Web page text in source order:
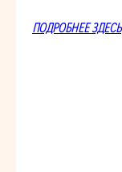
ПОДРОБНЕЕ ЗДЕСЬ